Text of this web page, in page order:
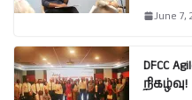
June 7,
DFCC
நிகழ்வு!